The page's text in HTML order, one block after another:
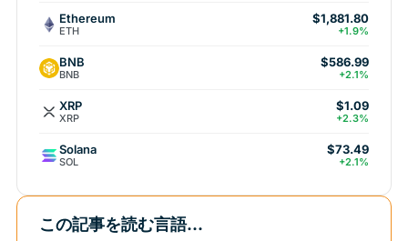
Ethereum
ETH
$1,881.80
+1.9%
BNB
BNB
$586.99
+2.1%
XRP
XRP
$1.09
+2.3%
Solana
SOL
$73.49
+2.1%
この記事を読む言語...